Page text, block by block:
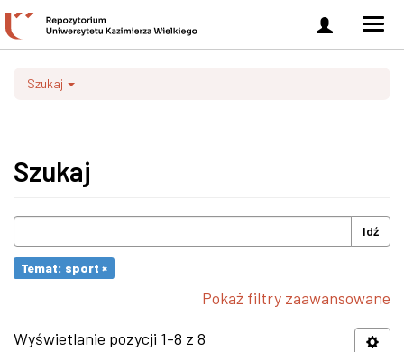
Zaloguj
się
Szukaj
Szukaj
Idź
Temat: sport ×
Pokaż filtry zaawansowane
Wyświetlanie pozycji 1-8 z 8